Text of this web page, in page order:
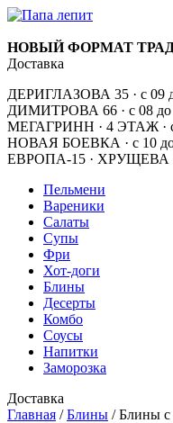
НОВЫЙ ФОРМАТ
Доставка
ДЕРИГЛАЗОВА 35 · с 09
ДИМИТРОВА 66 · с 08 до
МЕГАГРИНН · 4 ЭТАЖ · с
НОВАЯ БОЕВКА · с 10 до
ЕВРОПА-15 · ХРУЩЕВА 5А
Пельмени
Вареники
Салаты
Супы
Фри
Хот-доги
Блины
Десерты
Комбо
Соусы
Напитки
Заморозка
Доставка
Главная /Блины / Блины с